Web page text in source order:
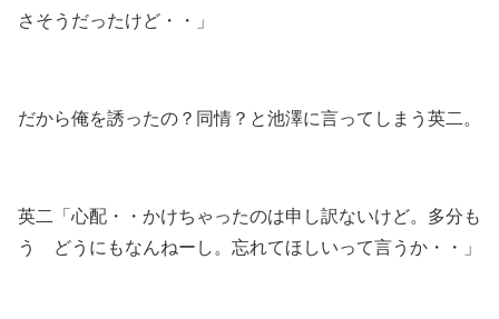
さそうだったけど・・」
だから俺を誘ったの？同情？と池澤に言ってしまう英二。
英二「心配・・かけちゃったのは申し訳ないけど。多分も
う どうにもなんねーし。忘れてほしいって言うか・・」